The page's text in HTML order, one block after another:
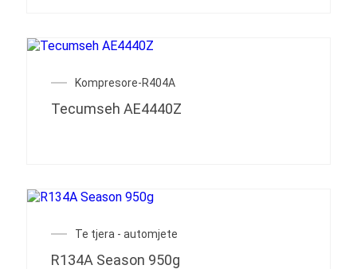
Kompresore-R404A
Tecumseh AE4440Z
Te tjera - automjete
R134A Season 950g